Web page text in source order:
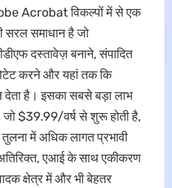
Acrobat विकल्पों में से एक
समाधान है जो
दस्तावेज़ बनाने, संपादित
करने और यहां तक कि
देता है। इसका सबसे बड़ा लाभ
जो $39.99/वर्ष से शुरू होती है,
में अधिक लागत प्रभावी
एआई के साथ एकीकरण
क्षेत्र में और भी बेहतर